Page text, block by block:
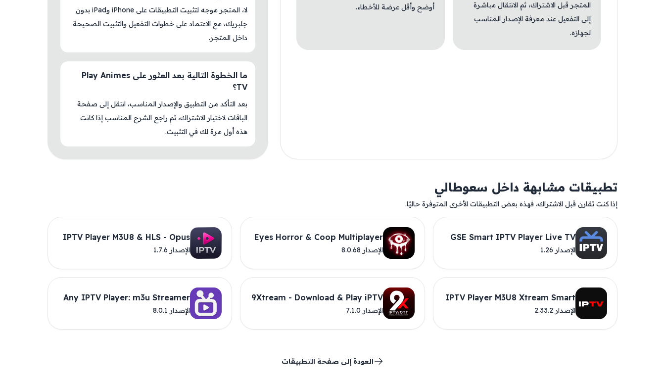
المتجر قبل الاشتراك، ثم الانتقال مباشرة
إلى التفعيل عند معرفة الإصدار المناسب
لجهازه.
أوضح وأقل عرضة للأخطاء.
لا، المتجر موجه لتثبيت التطبيقات على iPhone وiPad بدون
جلبريك، مع الاعتماد على خطوات التفعيل والتثبيت الصحيحة
داخل المتجر.
ما الخطوة التالية بعد العثور على Play Animes
TV؟
بعد التأكد من التطبيق والإصدار المناسب، انتقل إلى صفحة
الباقات لاختيار الاشتراك، ثم راجع الشرح المناسب إذا كانت
هذه أول مرة لك في التثبيت.
تطبيقات مشابهة داخل سعوطالي
إذا كنت تقارن قبل الاشتراك، فهذه بعض التطبيقات الأخرى المتوفرة حاليًا.
GSE Smart IPTV Player Live TV
الإصدار 1.26
Eyes Horror & Coop Multiplayer
الإصدار 8.0.68
IPTV Player M3U8 & HLS - Opus
الإصدار 1.7.6
IPTV Player M3U8 Xtream Smart
الإصدار 2.33.2
9Xtream - Download & Play iPTV
الإصدار 7.1.0
Any IPTV Player: m3u Streamer
الإصدار 8.0.1
العودة إلى صفحة التطبيقات